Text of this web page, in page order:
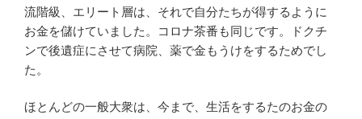
流階級、エリート層は、それで自分たちが得するように
お金を儲けていました。コロナ茶番も同じです。ドクチ
ンで後遺症にさせて病院、薬で金もうけをするためでし
た。
ほとんどの一般大衆は、今まで、生活をするたのお金の